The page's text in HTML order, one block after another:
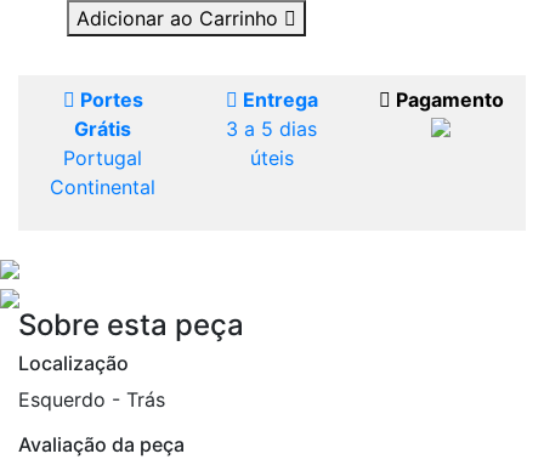
Adicionar ao Carrinho
Portes
Grátis
Portugal
Continental
Entrega
3 a 5 dias
úteis
Pagamento
Sobre esta peça
Localização
Esquerdo - Trás
Avaliação da peça